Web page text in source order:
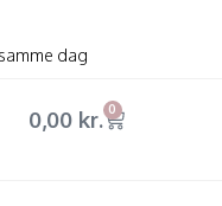
dag
0,00 kr. 0